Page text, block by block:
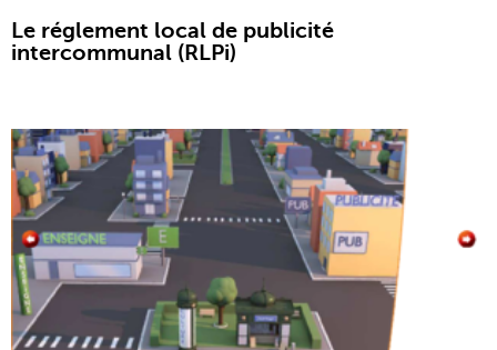
Le réglement local de publicité
intercommunal (RLPi)